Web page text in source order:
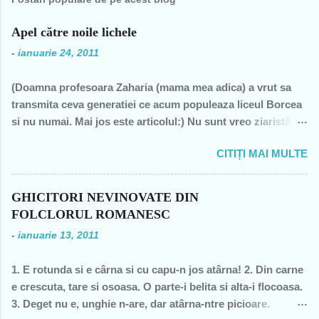
n
t
r
i
i
Apel către noile lichele
- ianuarie 24, 2011
(Doamna profesoara Zaharia (mama mea adica) a vrut sa
transmita ceva generatiei ce acum populeaza liceul Borcea
si nu numai. Mai jos este articolul:) Nu sunt vreo ziaristă
partid- n-am fost decât membră a PCR, câteva luni în 1989,
şi mi-a ajuns şi pentru perioada de după 1989-, nu sunt
scoate şi tâmpiţi în urma prestaţiei sale- asa cum rezultă
pdl-işti, aceasta nu e o înjurătură)! Recunosc acum că din
1990 şi până în acest an de graţie, am fost mereu în
opoziţie, chiar şi atunci când au ieşit cei pe care i-am votat-
CITIȚI MAI MULTE
GHICITORI NEVINOVATE DIN
FOLCLORUL ROMANESC
- ianuarie 13, 2011
1. E rotunda si e cârna si cu capu-n jos atârna! 2. Din carne
e crescuta, tare si osoasa. O parte-i belita si alta-i flocoasa.
3. Deget nu e, unghie n-are, dar atârna-ntre picioare.